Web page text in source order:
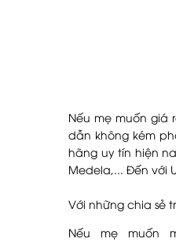
Nếu mẹ muốn giá
dẫn không kém
hãng uy tín hiện
Medela,... Đến với
Với những chia sẻ
Nếu mẹ muốn